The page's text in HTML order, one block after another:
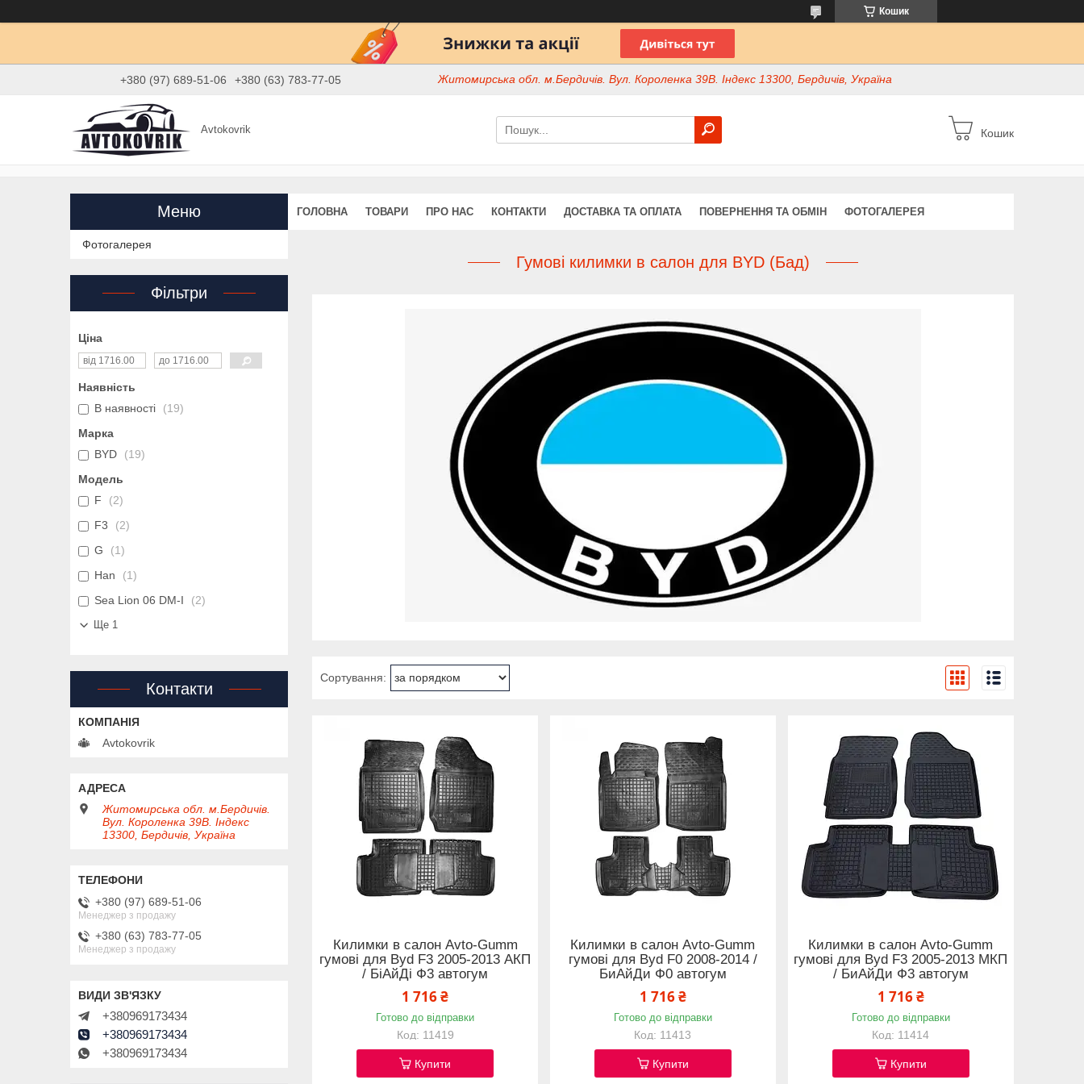
Кошик
+380 (97) 689-51-06 +380 (63) 783-77-05 Житомирська обл. м.Бердичів. Вул. Короленка 39В. Індекс 13300, Бердичів, Україна
Avtokovrik Кошик
ГОЛОВНА ТОВАРИ ПРО НАС КОНТАКТИ ДОСТАВКА ТА ОПЛАТА ПОВЕРНЕННЯ ТА ОБМІН ФОТОГАЛЕРЕЯ
Гумові килимки в салон для BYD (Бад)
Килимки в салон Avto-Gumm
гумові для Byd F3 2005-2013 АКП
/ БіАйДі Ф3 автогум
1 716 ₴
Готово до відправки
11419
Купити
Килимки в салон Avto-Gumm
гумові для Byd F0 2008-2014 /
БиАйДи Ф0 автогум
1 716 ₴
Готово до відправки
11413
Купити
Килимки в салон Avto-Gumm
гумові для Byd F3 2005-2013 МКП
/ БиАйДи Ф3 автогум
1 716 ₴
Готово до відправки
11414
Купити
Фотогалерея
Фільтри
Ціна
Наявність
В наявності
19
Марка
BYD
19
Модель
F
2
F3
2
G
1
Han
1
Sea Lion 06 DM-I
2
Ще 1
Контакти
Avtokovrik
Житомирська обл. м.Бердичів.
Вул. Короленка 39В. Індекс
13300, Бердичів, Україна
+380 (97) 689-51-06
Менеджер з продажу
+380 (63) 783-77-05
Менеджер з продажу
+380969173434
+380969173434
+380969173434